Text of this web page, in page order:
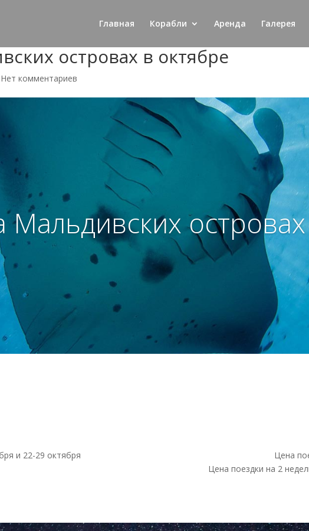
Главная Корабли Аренда Галерея
островах в октябре
Нет комментариев
и 22-29 октября
Цена
Цена поездки на 2